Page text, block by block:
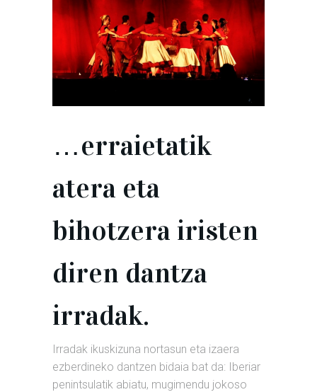
…erraietatik
atera eta
bihotzera iristen
diren dantza
irradak.
Irradak ikuskizuna nortasun eta izaera
ezberdineko dantzen bidaia bat da: Iberiar
penintsulatik abiatu, mugimendu jokoso